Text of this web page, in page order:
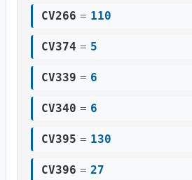
CV266 = 110
CV374 = 5
CV339 = 6
CV340 = 6
CV395 = 130
CV396 = 27